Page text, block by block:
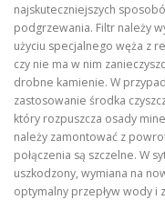
najskuteczniejszych
podgrzewania. Filtr należy
użyciu specjalnego węża z
czy nie ma w nim
drobne kamienie. W
zastosowanie środka
który rozpuszcza osady
należy zamontować z
połączenia są szczelne. W
uszkodzony, wymiana na
optymalny przepływ wody i